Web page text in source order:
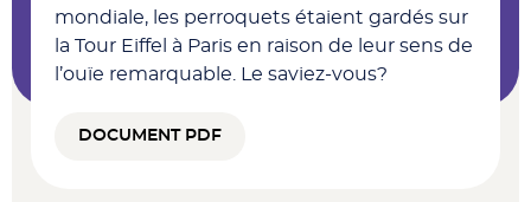
mondiale, les perroquets étaient gardés sur
la Tour Eiffel à Paris en raison de leur sens de
l’ouïe remarquable. Le saviez-vous?
DOCUMENT PDF